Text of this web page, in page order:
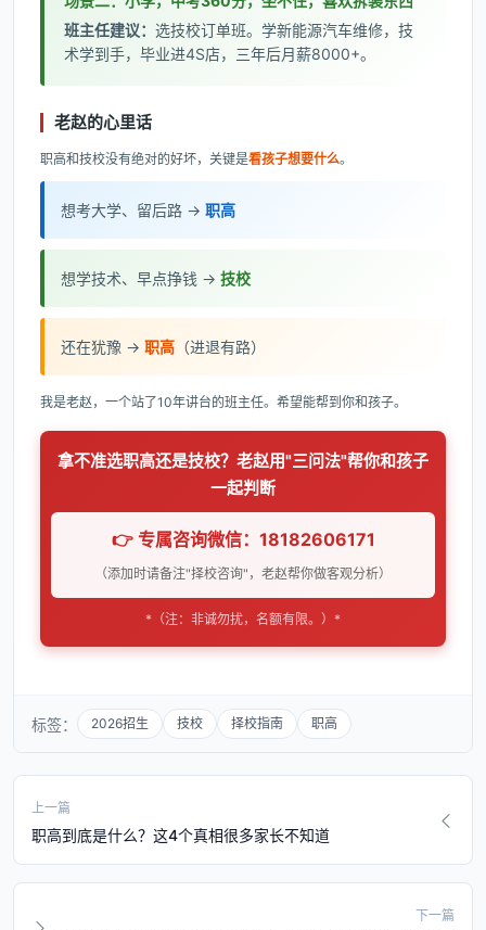
班主任建议： 选技校订单班。学新能源汽车维修，技
术学到手，毕业进4S店，三年后月薪8000+。
老赵的心里话
职高和技校没有绝对的好坏，关键是看孩子想要什么。
想考大学、留后路 → 职高
想学技术、早点挣钱 → 技校
还在犹豫 → 职高 （进退有路）
我是老赵，一个站了10年讲台的班主任。希望能帮到你和孩子。
拿不准选职高还是技校？老赵用"三问法"帮你和孩子
一起判断
👉 专属咨询微信：18182606171
（添加时请备注"择校咨询"，老赵帮你做客观分析）
*（注：非诚勿扰，名额有限。）*
标签： 2026招生 技校 择校指南 职高
上一篇
职高到底是什么？这4个真相很多家长不知道
下一篇